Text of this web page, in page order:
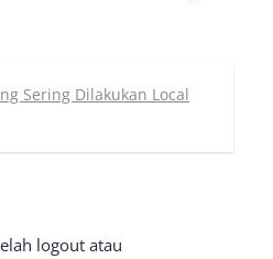
Sering Dilakukan Local
logout atau